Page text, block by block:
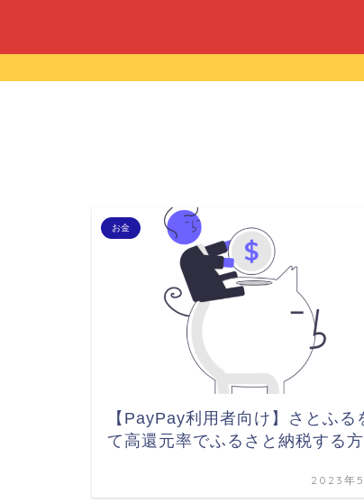
お金
【PayPay利用者向け】さとふる
て高還元率でふるさと納税する
2023年